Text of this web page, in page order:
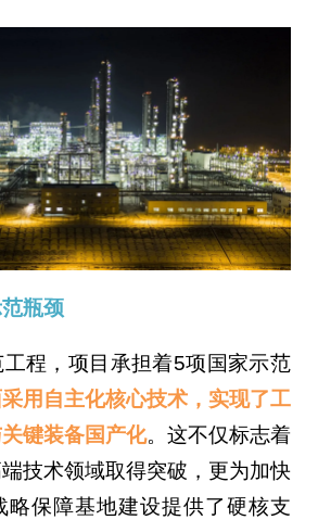
瓶颈
程，项目承担着5项国家示范
用自主化核心技术，实现了工
键装备国产化。这不仅标志着
技术领域取得突破，更为加快
略保障基地建设提供了硬核支